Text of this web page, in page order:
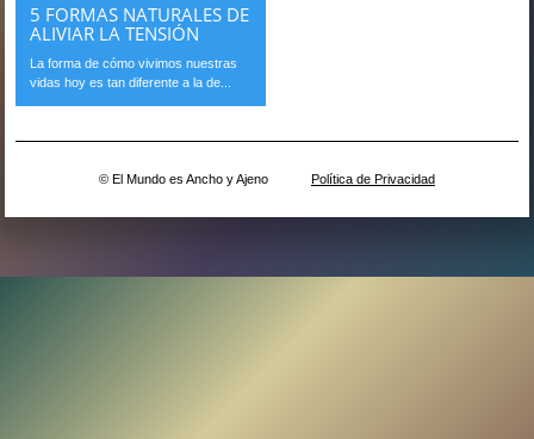
5 FORMAS NATURALES DE
ALIVIAR LA TENSIÓN
La forma de cómo vivimos nuestras
vidas hoy es tan diferente a la de...
© El Mundo es Ancho y Ajeno Política de Privacidad